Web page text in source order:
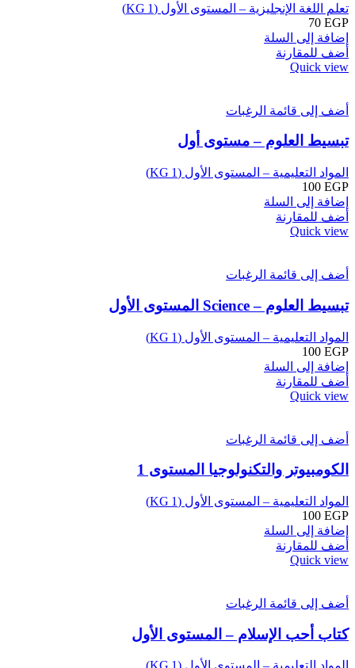
تعلم اللغة الإنجليزية – المستوى الأول (KG 1)
70 EGP
إضافة إلى السلة
أضف للمقارنة
Quick view
أضف إلى قائمة الرغبات
تبسيط العلوم – مستوى أول
المواد التعليمية – المستوى الأول (KG 1)
100 EGP
إضافة إلى السلة
أضف للمقارنة
Quick view
أضف إلى قائمة الرغبات
تبسيط العلوم – Science المستوى الأول
المواد التعليمية – المستوى الأول (KG 1)
100 EGP
إضافة إلى السلة
أضف للمقارنة
Quick view
أضف إلى قائمة الرغبات
الكومبيوتر والتكنولوجيا المستوى 1
المواد التعليمية – المستوى الأول (KG 1)
100 EGP
إضافة إلى السلة
أضف للمقارنة
Quick view
أضف إلى قائمة الرغبات
كتاب أحب الإسلام – المستوى الأول